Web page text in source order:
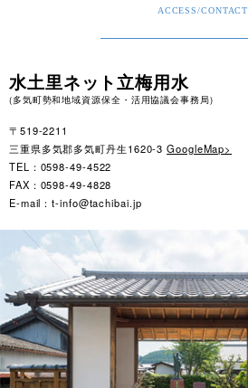
ACCESS/CONTACT
水土里ネット立梅用水
(多気町勢和地域資源保全・活用協議会事務局)
〒519-2211
三重県多気郡多気町丹生1620-3GoogleMap>
TEL：0598-49-4522
FAX：0598-49-4828
E-mail：t-info@tachibai.jp